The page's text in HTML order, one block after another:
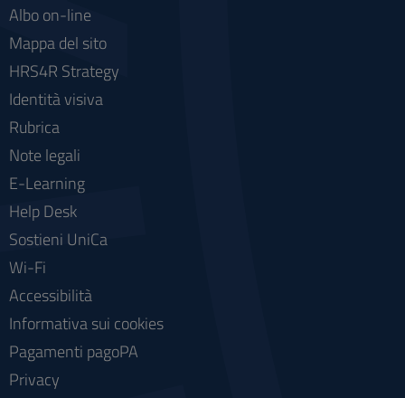
Albo on-line
Mappa del sito
HRS4R Strategy
Identità visiva
Rubrica
Note legali
E-Learning
Help Desk
Sostieni UniCa
Wi-Fi
Accessibilità
Informativa sui cookies
Pagamenti pagoPA
Privacy